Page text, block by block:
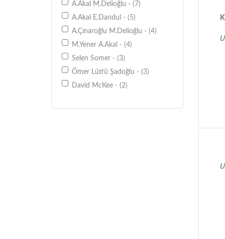
A.Akal M.Delioğlu - (7)
A.Akal E.Dandul - (5)
A.Çınaroğlu M.Delioğlu - (4)
M.Yener A.Akal - (4)
Selen Somer - (3)
Ömer Lütfü Şadoğlu - (3)
David McKee - (2)